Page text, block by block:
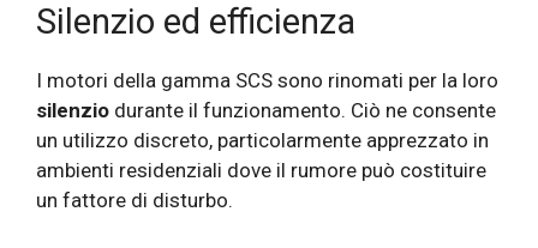
Silenzio ed efficienza
I motori della gamma SCS sono rinomati per la loro
silenzio durante il funzionamento. Ciò ne consente
un utilizzo discreto, particolarmente apprezzato in
ambienti residenziali dove il rumore può costituire
un fattore di disturbo.